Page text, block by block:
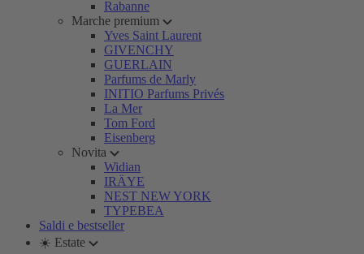
Rabanne
Marche premium
Yves Saint Laurent
GIVENCHY
GUERLAIN
Parfums de Marly
INITIO Parfums Privés
La Mer
Tom Ford
Eisenberg
Novita
Widian
IRÄYE
NEST NEW YORK
TYPEBEA
Saldi e bestseller
☀️ Estate